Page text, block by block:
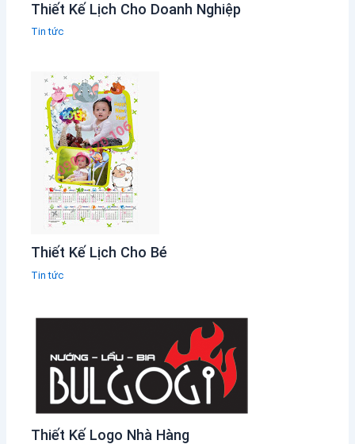
Thiết Kế Lịch Cho Doanh Nghiệp
Tin tức
Thiết Kế Lịch Cho Bé
Tin tức
Thiết Kế Logo Nhà Hàng